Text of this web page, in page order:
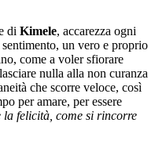
di Kimele, accarezza ogni
un vero e proprio
come a voler sfiorare
nulla alla non curanza
che scorre veloce, così
per amare, per essere
la felicità, come si rincorre